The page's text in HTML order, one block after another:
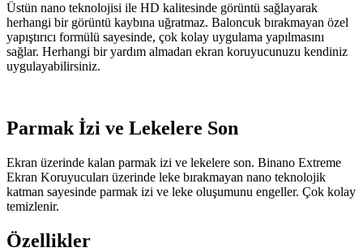
Üstün nano teknolojisi ile HD kalitesinde görüntü sağlayarak
herhangi bir görüntü kaybına uğratmaz. Baloncuk bırakmayan özel
yapıştırıcı formülü sayesinde, çok kolay uygulama yapılmasını
sağlar. Herhangi bir yardım almadan ekran koruyucunuzu kendiniz
uygulayabilirsiniz.
Parmak İzi ve Lekelere Son
Ekran üzerinde kalan parmak izi ve lekelere son. Binano Extreme
Ekran Koruyucuları üzerinde leke bırakmayan nano teknolojik
katman sayesinde parmak izi ve leke oluşumunu engeller. Çok kolay
temizlenir.
Özellikler